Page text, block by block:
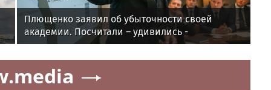
Плющенко заявил об убыточности своей
академии. Посчитали – удивились -
рассказываем